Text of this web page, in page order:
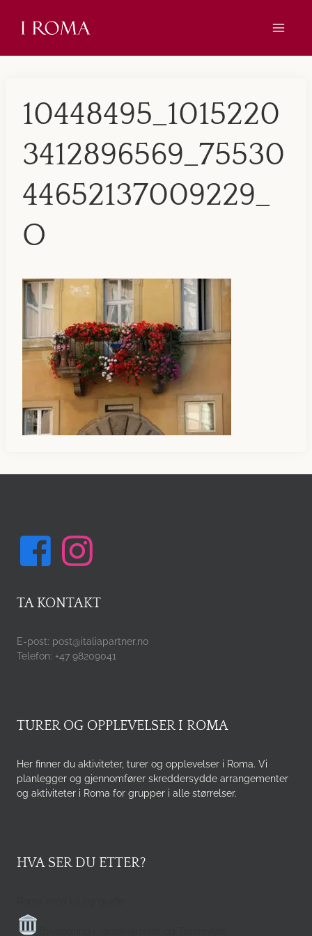
10448495_1015220
3412896569_75530
44652137009229_
O
TA KONTAKT
E-post: post@italiapartner.no
Telefon: +47 98209041
TURER OG OPPLEVELSER I ROMA
Her finner du aktiviteter, turer og opplevelser i Roma. Vi
planlegger og gjennomfører skreddersydde arrangementer
og aktiviteter i Roma for grupper i alle størrelser.
HVA SER DU ETTER?